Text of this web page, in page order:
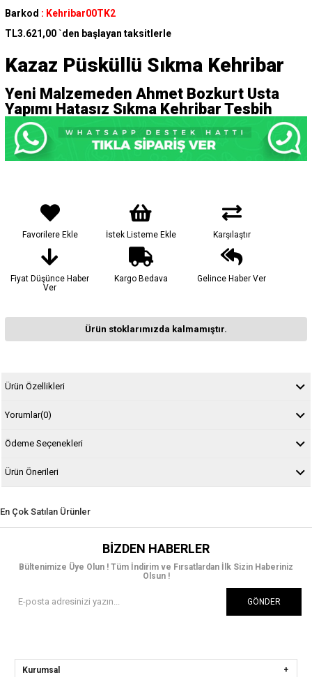
Barkod : Kehribar00TK2
TL3.621,00 `den başlayan taksitlerle
Kazaz Püsküllü Sıkma Kehribar
Yeni Malzemeden Ahmet Bozkurt Usta
Yapımı Hatasız Sıkma Kehribar Tesbih
Favorilere Ekle İstek Listeme Ekle Karşılaştır
Fiyat Düşünce Haber
Ver
Kargo Bedava Gelince Haber Ver
Ürün stoklarımızda kalmamıştır.
Ürün Özellikleri
Yorumlar(0)
Ödeme Seçenekleri
Ürün Önerileri
En Çok Satılan Ürünler
BIZDEN HABERLER
Bültenimize Üye Olun ! Tüm İndirim ve Fırsatlardan İlk Sizin Haberiniz
Olsun !
GÖNDER
Kurumsal